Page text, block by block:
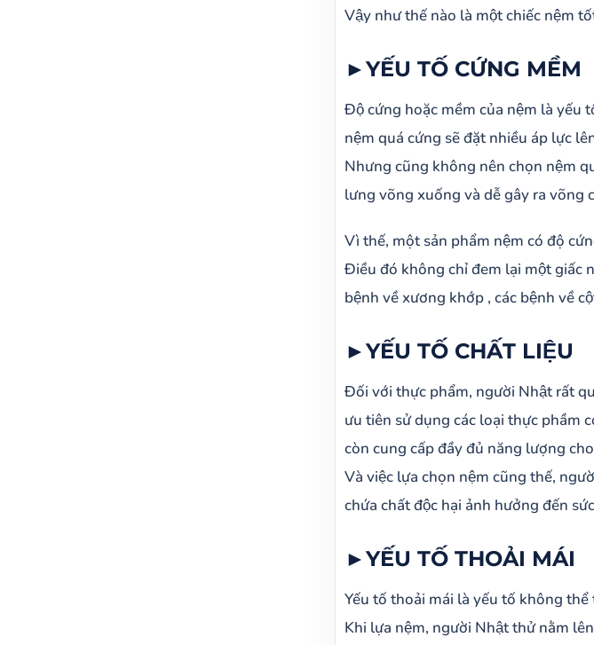
Vậy như thế nào là một chiếc nệm
►YẾU TỐ CỨNG MỀM
Độ cứng hoặc mềm của nệm là yếu
nệm quá cứng sẽ đặt nhiều áp lực
Nhưng cũng không nên chọn nệm
lưng võng xuống và dễ gây ra võng
Vì thế, một sản phẩm nệm có độ
Điều đó không chỉ đem lại một giấc
bệnh về xương khớp , các bệnh về
►YẾU TỐ CHẤT LIỆU
Đối với thực phẩm, người Nhật rất
ưu tiên sử dụng các loại thực phầm
còn cung cấp đầy đủ năng lượng
Và việc lựa chọn nệm cũng thế,
chứa chất độc hại ảnh hưởng đến
►YẾU TỐ THOẢI MÁI
Yếu tố thoải mái là yếu tố không
Khi lựa nệm, người Nhật thử nằm